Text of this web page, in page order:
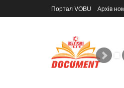
Портал VOBU Архів